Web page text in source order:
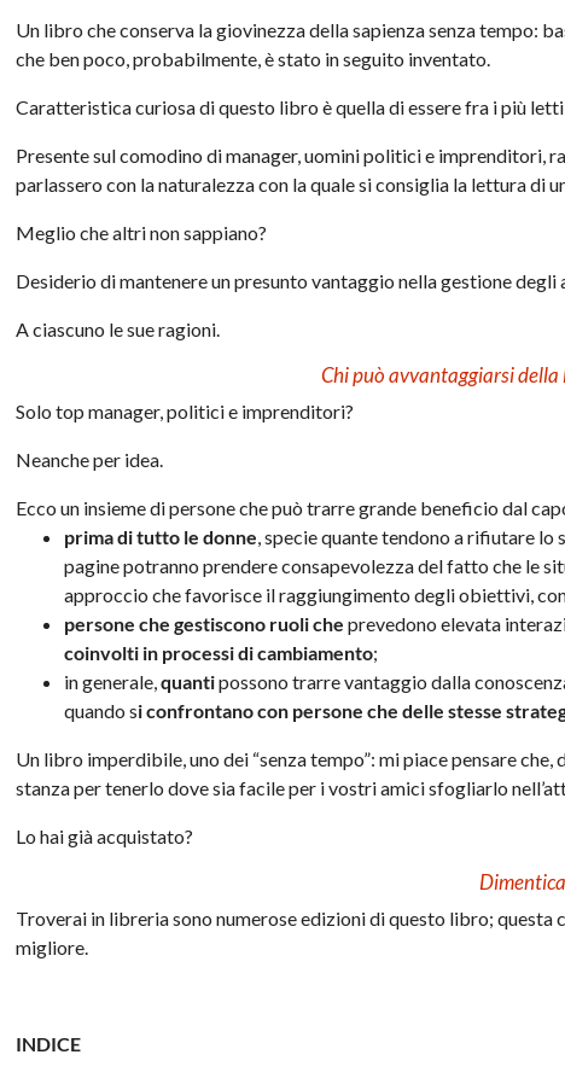
Un libro che conserva la giovinezza della sapienza senza tempo:
che ben poco, probabilmente, è stato in seguito inventato.
Caratteristica curiosa di questo libro è quella di essere fra i più
Presente sul comodino di manager, uomini politici e imprenditori,
parlassero con la naturalezza con la quale si consiglia la lettura di
Meglio che altri non sappiano?
Desiderio di mantenere un presunto vantaggio nella gestione
A ciascuno le sue ragioni.
Chi può avvantaggiarsi
Solo top manager, politici e imprenditori?
Neanche per idea.
Ecco un insieme di persone che può trarre grande beneficio dal
prima di tutto le donne, specie quante tendono a rifiutare lo
pagine potranno prendere consapevolezza del fatto che le
approccio che favorisce il raggiungimento degli obiettivi,
persone che gestiscono ruoli che prevedono elevata
coinvolti in processi di cambiamento;
in generale,quantipossono trarre vantaggio dalla
quando si confrontano con persone che delle stesse
Un libro imperdibile, uno dei “senza tempo”: mi piace pensare
stanza per tenerlo dove sia facile per i vostri amici sfogliarlo
Lo hai già acquistato?
Troverai in libreria sono numerose edizioni di questo libro; questa
migliore.
INDICE